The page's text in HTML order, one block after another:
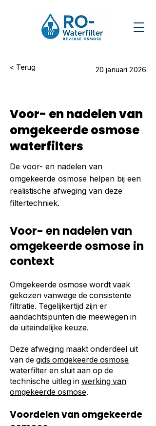
< Terug 20 januari 2026
Voor- en nadelen van
omgekeerde osmose
waterfilters
De voor- en nadelen van
omgekeerde osmose helpen bij een
realistische afweging van deze
filtertechniek.
Voor- en nadelen van
omgekeerde osmose in
context
Omgekeerde osmose wordt vaak
gekozen vanwege de consistente
filtratie. Tegelijkertijd zijn er
aandachtspunten die meewegen in
de uiteindelijke keuze.
Deze afweging maakt onderdeel uit
van de gids omgekeerde osmose
waterfilter en sluit aan op de
technische uitleg in werking van
omgekeerde osmose.
Voordelen van omgekeerde